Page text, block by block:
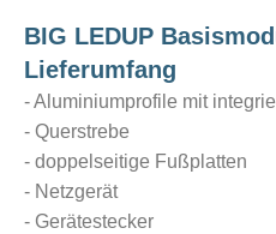
BIG LEDUP
Lieferumfang
- Aluminiumprofile mit
- Querstrebe
- doppelseitige Fußplatten
- Netzgerät
- Gerätestecker